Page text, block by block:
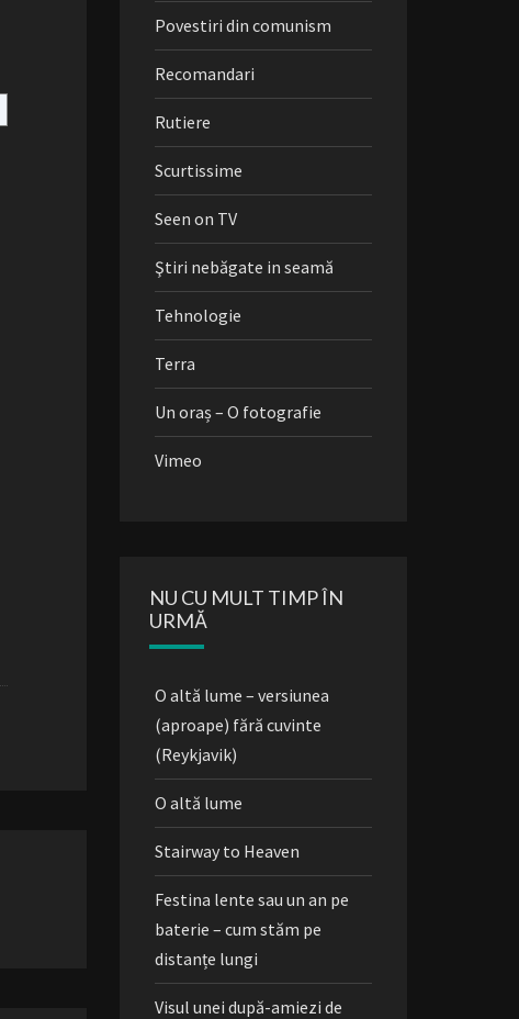
Povestiri din comunism
Recomandari
Rutiere
Scurtissime
Seen on TV
Ştiri nebăgate in seamă
Tehnologie
Terra
Un oraș – O fotografie
Vimeo
NU CU MULT TIMP ÎN
URMĂ
O altă lume – versiunea
(aproape) fără cuvinte
(Reykjavik)
O altă lume
Stairway to Heaven
Festina lente sau un an pe
baterie – cum stăm pe
distanțe lungi
Visul unei după-amiezi de